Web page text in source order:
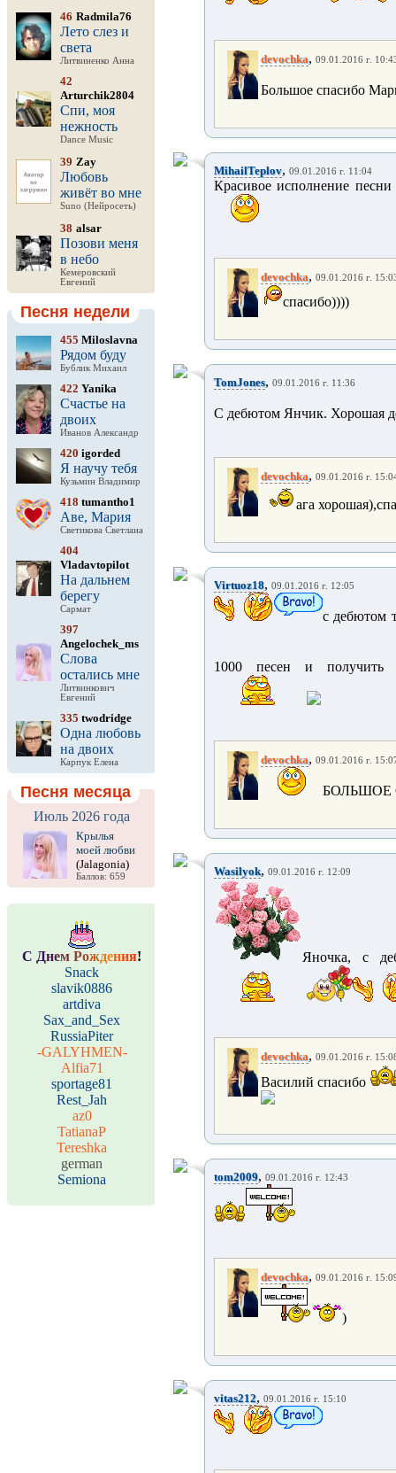
46 Radmila76
Лето слез и
света
Литвиненко Анна
42
Arturchik2804
Спи, моя
нежность
Dance Music
39 Zay
Любовь
живёт во мне
Suno (Нейросеть)
38 alsar
Позови меня
в небо
Кемеровский
Евгений
Песня недели
455 Miloslavna
Рядом буду
Бублик Михаил
422 Yanika
Счастье на
двоих
Иванов Александр
420 igorded
Я научу тебя
Кузьмин Владимир
418 tumantho1
Аве, Мария
Светикова Светлана
404
Vladavtopilot
На дальнем
берегу
Сармат
397
Angelochek_ms
Слова
остались мне
Литвинкович
Евгений
335 twodridge
Одна любовь
на двоих
Карпук Елена
Песня месяца
Июль 2026 года
Крылья
моей любви
(Jalagonia)
Баллов: 659
С Днем Рождения!
Snack
slavik0886
artdiva
Sax_and_Sex
RussiaPiter
-GALYHMEN-
Alfia71
sportage81
Rest_Jah
az0
TatianaP
Tereshka
german
Semiona
devochka, 09.01.2016 г.
Большое спасибо
MihailTeplov, 09.01.2016 г. 11:04
Красивое исполнение
devochka, 09.01.2016 г.
спасибо))))
TomJones, 09.01.2016 г. 11:36
С дебютом Янчик. Хорошая
devochka, 09.01.2016 г.
ага
Virtuoz18, 09.01.2016 г. 12:05
с дебютом
1000 песен и получить
devochka, 09.01.2016 г.
БОЛЬШОЕ
Wasilyok, 09.01.2016 г. 12:09
Яночка, с
devochka, 09.01.2016 г.
Василий спасибо
tom2009, 09.01.2016 г. 12:43
devochka, 09.01.2016 г.
)
vitas212, 09.01.2016 г. 15:10